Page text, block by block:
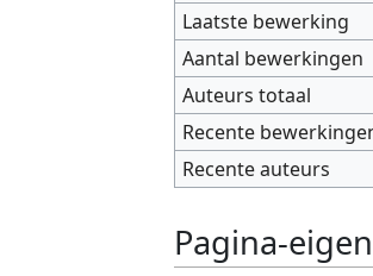
Laatste bewerking
Aantal bewerkingen
Auteurs totaal
Recente
Recente auteurs
Pagina-